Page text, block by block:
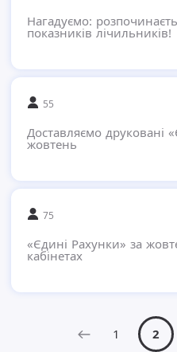
Нагадуємо:
показників лічильників!
55
Доставляємо друковані
жовтень
75
«Єдині Рахунки» за
кабінетах
1 2